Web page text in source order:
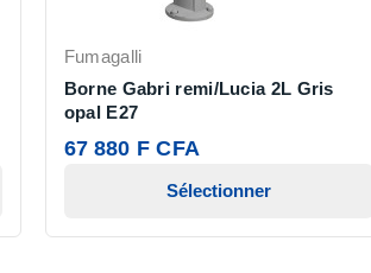
Fumagalli
Borne Gabri remi/Lucia 2L Gris
opal E27
67 880 F CFA
Sélectionner